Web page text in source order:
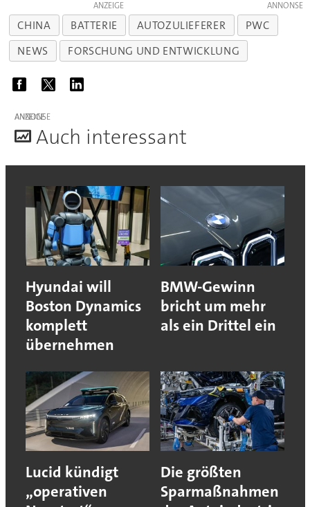
ANZEIGE
CHINA BATTERIE AUTOZULIEFERER
PWC
NEWS
FORSCHUNG UND ENTWICKLUNG
ANZEIGE
Auch interessant
Hyundai will
Boston Dynamics
komplett
übernehmen
BMW-Gewinn
bricht um mehr
als ein Drittel ein
Lucid kündigt
„operativen
Die größten
Sparmaßnahmen